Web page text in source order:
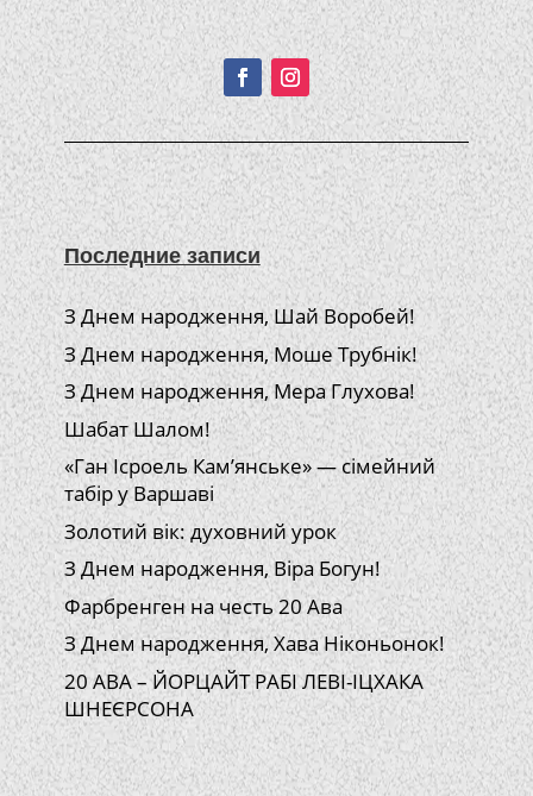
Подписывайтесь!
Последние записи
З Днем народження, Шай Воробей!
З Днем народження, Моше Трубнік!
З Днем народження, Мера Глухова!
Шабат Шалом!
«Ган Ісроель Кам’янське» — сімейний
табір у Варшаві
Золотий вік: духовний урок
З Днем народження, Віра Богун!
Фарбренген на честь 20 Ава
З Днем народження, Хава Ніконьонок!
20 АВА – ЙОРЦАЙТ РАБІ ЛЕВІ-ІЦХАКА
ШНЕЄРСОНА